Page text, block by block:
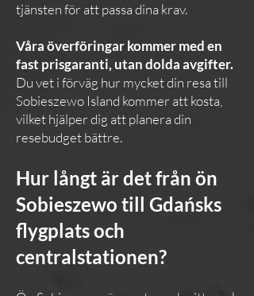
tjänsten för att passa dina krav.
Våra överföringar kommer med en
fast prisgaranti, utan dolda avgifter.
Du vet i förväg hur mycket din resa till
Sobieszewo Island kommer att kosta,
vilket hjälper dig att planera din
resebudget bättre.
Hur långt är det från ön
Sobieszewo till Gdańsks
flygplats och
centralstationen?